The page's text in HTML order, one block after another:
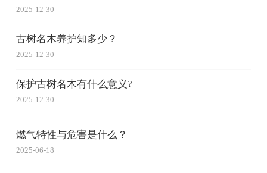
2025-12-30
古树名木养护知多少？
2025-12-30
保护古树名木有什么意义?
2025-12-30
燃气特性与危害是什么？
2025-06-18